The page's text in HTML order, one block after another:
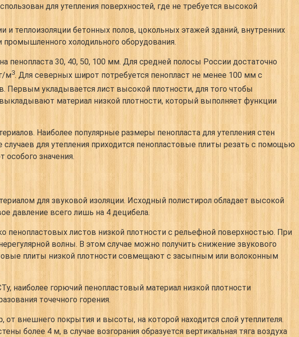
для утепления поверхностей, где не требуется высокой
теплоизоляции бетонных полов, цокольных этажей зданий, внутренних
холодильного оборудования.
пенопласта 30, 40, 50, 100 мм. Для средней полосы России достаточно
м3. Для северных широт потребуется пенопласт не менее 100 мм с
Первым укладывается лист высокой плотности, для того чтобы
материал низкой плотности, который выполняет функции
Наиболее популярные размеры пенопласта для утепления стен
для утепления приходится пенопластовые плиты резать с помощью
значения.
для звуковой изоляции. Исходный полистирол обладает высокой
давление всего лишь на 4 децибела.
пенопластовых листов низкой плотности с рельефной поверхностью. При
волны. В этом случае можно получить снижение звукового
плиты низкой плотности совмещают с засыпным или волоконным
наиболее горючий пенопластовый материал низкой плотности
точечного горения.
внешнего покрытия и высоты, на которой находится слой утеплителя.
более 4 м, в случае возгорания образуется вертикальная тяга воздуха